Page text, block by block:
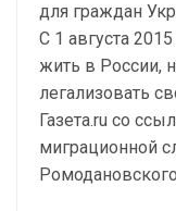
для граждан
С 1 августа
жить в России,
легализовать
Газета.ru со
миграционной